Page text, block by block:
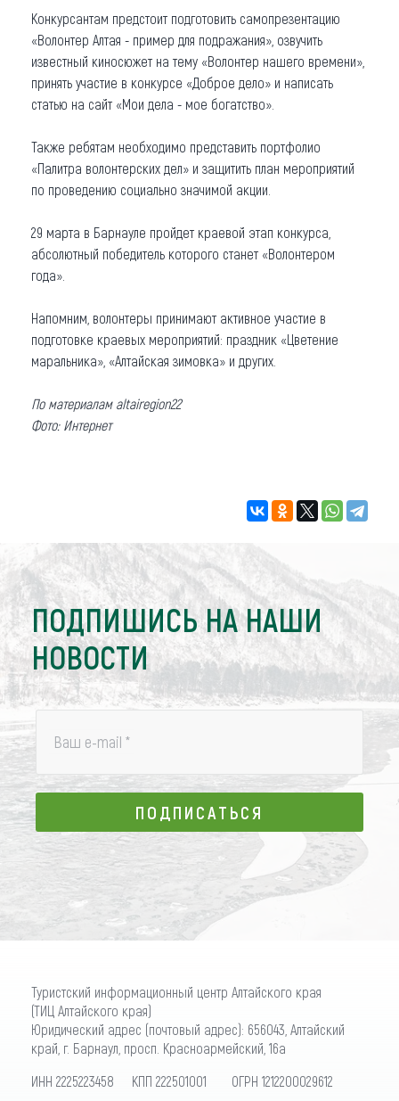
Коллекция впечатлений
Другие рубрики
Конкурсантам предстоит подготовить самопрезентацию
«Волонтер Алтая - пример для подражания», озвучить
известный киносюжет на тему «Волонтер нашего времени»,
принять участие в конкурсе «Доброе дело» и написать
статью на сайт «Мои дела - мое богатство».
Также ребятам необходимо представить портфолио
«Палитра волонтерских дел» и защитить план мероприятий
по проведению социально значимой акции.
29 марта в Барнауле пройдет краевой этап конкурса,
абсолютный победитель которого станет «Волонтером
года».
Напомним, волонтеры принимают активное участие в
подготовке краевых мероприятий: праздник «Цветение
маральника», «Алтайская зимовка» и других.
По материалам altairegion22
Фото: Интернет
ПОДПИШИСЬ НА НАШИ
НОВОСТИ
Ваш e-mail *
ПОДПИСАТЬСЯ
ПОДПИСАТЬСЯ
Туристский информационный центр Алтайского края
(ТИЦ Алтайского края)
Юридический адрес (почтовый адрес): 656043, Алтайский
край, г. Барнаул, просп. Красноармейский, 16а
ИНН 2225223458 КПП 222501001 ОГРН 1212200029612